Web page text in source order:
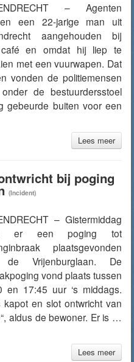
– Agenten
een 22-jarige man uit
aangehouden bij
en omdat hij liep te
met een vuurwapen. Dat
vonden de politiemensen
de bestuurdersstoel
gebeurde buiten voor een
Lees meer
bij poging
(Incident)
– Gistermiddag
er een poging tot
plaatsgevonden
Vrijenburglaan. De
vond plaats tussen
en 17:45 uur ‘s middags.
kapot en slot ontwricht van
aldus de bewoner. Er is …
Lees meer